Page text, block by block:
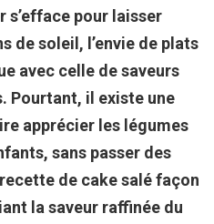
s’efface pour laisser
de soleil, l’envie de plats
avec celle de saveurs
Pourtant, il existe une
apprécier les légumes
sans passer des
de cake salé façon
la saveur raffinée du